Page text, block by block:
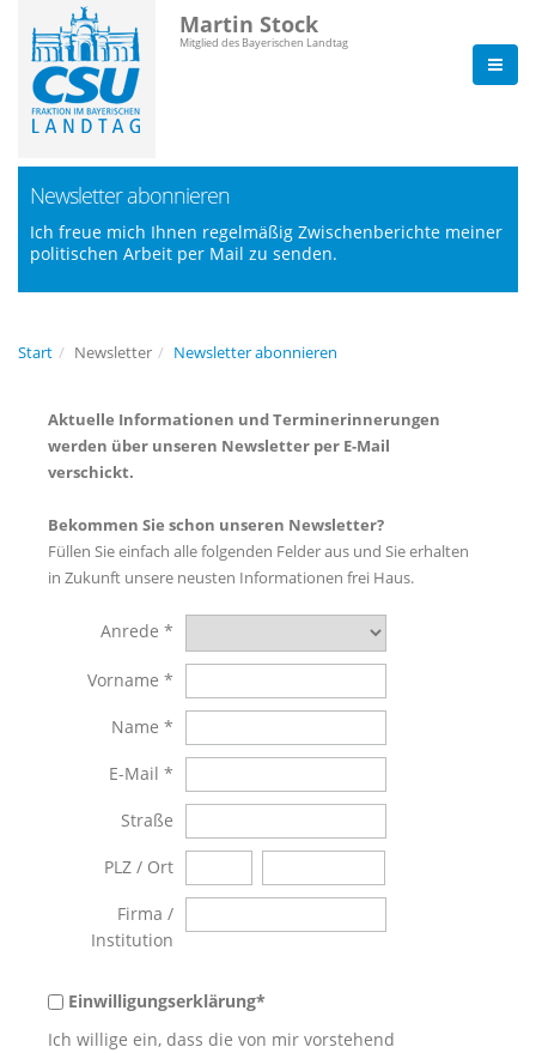
Martin Stock
Mitglied des Bayerischen Landtag
Newsletter abonnieren
Ich freue mich Ihnen regelmäßig Zwischenberichte meiner
politischen Arbeit per Mail zu senden.
Start Newsletter Newsletter abonnieren
Aktuelle Informationen und Terminerinnerungen
werden über unseren Newsletter per E-Mail
verschickt.
Bekommen Sie schon unseren Newsletter?
Füllen Sie einfach alle folgenden Felder aus und Sie erhalten
in Zukunft unsere neusten Informationen frei Haus.
Anrede
Vorname
Name
E-Mail
Straße
PLZ / Ort
Firma /
Institution
Einwilligungserklärung*
Ich willige ein, dass die von mir vorstehend